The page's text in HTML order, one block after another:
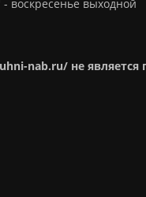
воскресенье выходной
nab.ru/ не является